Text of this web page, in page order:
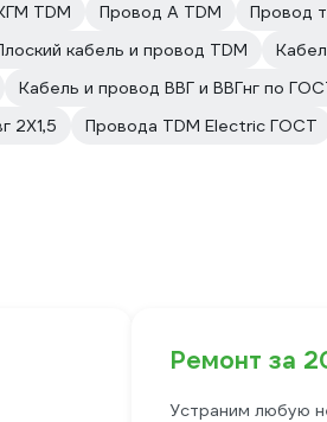
TDM Провод А TDM Провод
кабель и провод TDM
Кабель и провод ВВГ и ВВГнг по
2Х1,5 Провода TDM Electric ГОСТ
Ремонт за
Устраним любую